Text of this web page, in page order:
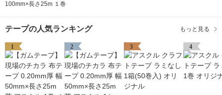
100mm×長さ25m １巻
テープの人気ランキング もっと見る
1 2 3 4